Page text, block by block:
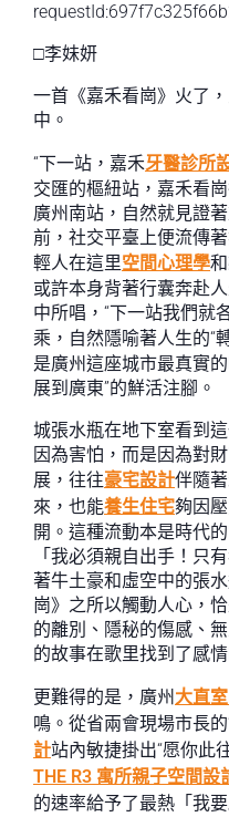
□李妹妍
一首《嘉禾看崗》火了
中。
“下一站，嘉禾牙醫診所
交匯的樞紐站，嘉禾看
廣州南站，自然就見證
前，社交平臺上便流傳
輕人在這里空間心理學
或許本身背著行囊奔赴
中所唱，“下一站我們就
乘，自然隱喻著人生的“
是廣州這座城市最真實
展到廣東”的鮮活注腳。
城張水瓶在地下室看到
因為害怕，而是因為對
展，往往豪宅設計伴隨
來，也能養生住宅夠因
開。這種流動本是時代
「我必須親自出手！只
著牛土豪和虛空中的張
崗》之所以觸動人心，
的離別、隱秘的傷感、
的故事在歌里找到了感情
更難得的是，廣州 大直
鳴。從省兩會現場市長
計站內敏捷掛出“愿你此
THE R3 寓所親子空間設
的速率給予了最熱「我